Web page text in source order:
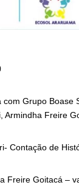
com Grupo Boase
Armindha Freire
Contação de
Freire Goitacá –